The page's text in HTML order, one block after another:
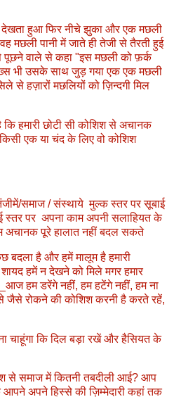
हुआ फिर नीचे झुका और एक मछली
मछली पानी में जाते ही तेजी से तैरती हुई
वाले से कहा "इस मछली को फ़र्क
भी उसके साथ जुड़ गया एक एक मछली
से हज़ारों मछलियों को ज़िन्दगी मिल
हमारी छोटी सी कोशिश से अचानक
एक या चंद के लिए वो कोशिश
समाज / संस्थाये मुल्क स्तर पर सूबाई
स्तर पर अपना काम अपनी सलाहियत के
अचानक पूरे हालात नहीं बदल सकते
बदला है और हमें मालूम है हमारी
हमें न देखने को मिले मगर हमार
हम डरेंगे नहीं, हम हटेंगे नहीं, हम ना
जैसे रोकने की कोशिश करनी है करते रहें,
चाहूंगा कि दिल बड़ा रखें और हैसियत के
से समाज में कितनी तबदीली आई? आप
अपने हिस्से की ज़िम्मेदारी कहां तक